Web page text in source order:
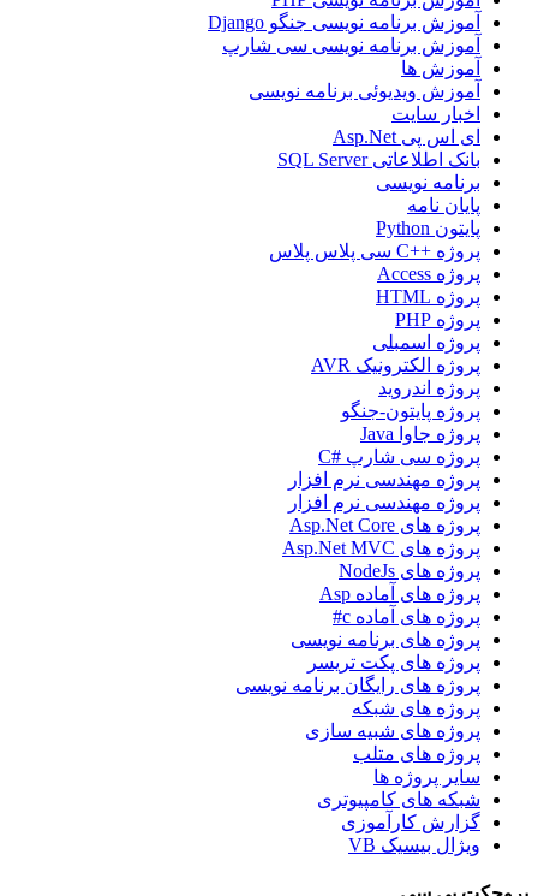
آموزش برنامه نویسی جنگو Django
آموزش برنامه نویسی سی شارپ
آموزش ها
آموزش ویدیوئی برنامه نویسی
اخبار سایت
ای اس پی Asp.Net
بانک اطلاعاتی SQL Server
برنامه نویسی
پایان نامه
پایتون Python
پروژه ++C سی پلاس پلاس
پروژه Access
پروژه HTML
پروژه PHP
پروژه اسمبلی
پروژه الکترونیک AVR
پروژه اندروید
پروژه پایتون-جنگو
پروژه جاوا Java
پروژه سی شارپ #C
پروژه مهندسی نرم افزار
پروژه مهندسی نرم افزار
پروژه های Asp.Net Core
پروژه های Asp.Net MVC
پروژه های NodeJs
پروژه های آماده Asp
پروژه های آماده c#
پروژه های برنامه نویسی
پروژه های پکت تریسر
پروژه های رایگان برنامه نویسی
پروژه های شبکه
پروژه های شبیه سازی
پروژه های متلب
سایر پروژه ها
شبکه های کامپیوتری
گزارش کارآموزی
ویژال بیسیک VB